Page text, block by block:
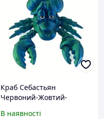
Краб Себастьян
Червоний-Жовтий-
В наявності